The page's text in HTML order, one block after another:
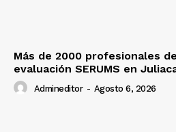
Más de 2000 profesionales
evaluación SERUMS en
Admineditor - Agosto 6, 2026